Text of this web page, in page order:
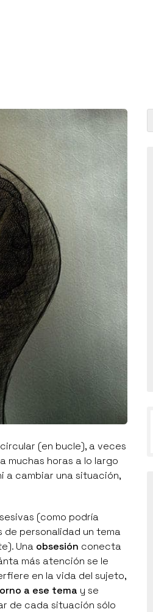
(en bucle), a veces
muchas horas a lo largo
a cambiar una situación,
(como podría
de personalidad un tema
Una obsesión conecta
más atención se le
en la vida del sujeto,
a ese tema y se
de cada situación sólo